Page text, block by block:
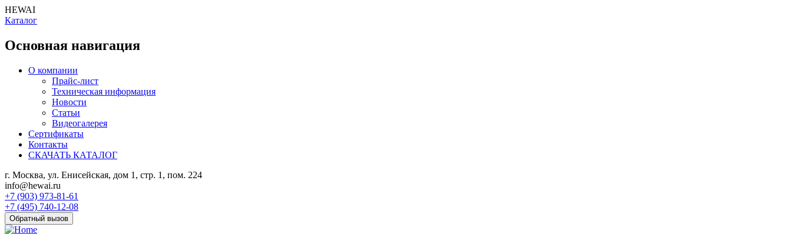
HEWAI
Каталог
Основная навигация
О компании
Прайс-лист
Техническая информация
Новости
Статьи
Видеогалерея
Сертификаты
Контакты
СКАЧАТЬ КАТАЛОГ
г. Москва, ул. Енисейская, дом 1, стр. 1, пом. 224
info@hewai.ru
+7 (903) 973-81-61
+7 (495) 740-12-08
Обратный вызов